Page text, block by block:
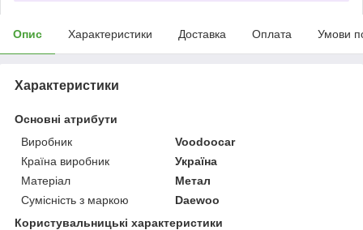
Опис Характеристики Доставка Оплата Умови
Характеристики
Основні атрибути
Виробник
Voodoocar
Країна виробник
Україна
Матеріал
Метал
Сумісність з маркою
Daewoo
Користувальницькі характеристики